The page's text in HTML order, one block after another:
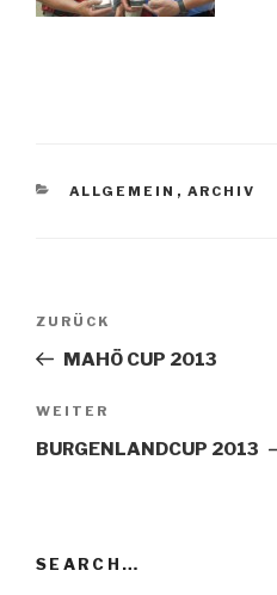
KATEGORIEN
ALLGEMEIN , ARCHIV
Beitrags-
Navigation
Vorheriger
Beitrag
ZURÜCK
MAHÖ CUP 2013
Nächster
Beitrag
WEITER
BURGENLANDCUP 2013
SEARCH…